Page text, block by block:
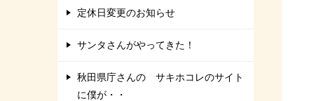
定休日変更のお知らせ
サンタさんがやってきた！
秋田県庁さんの サキホコレのサイト
に僕が・・